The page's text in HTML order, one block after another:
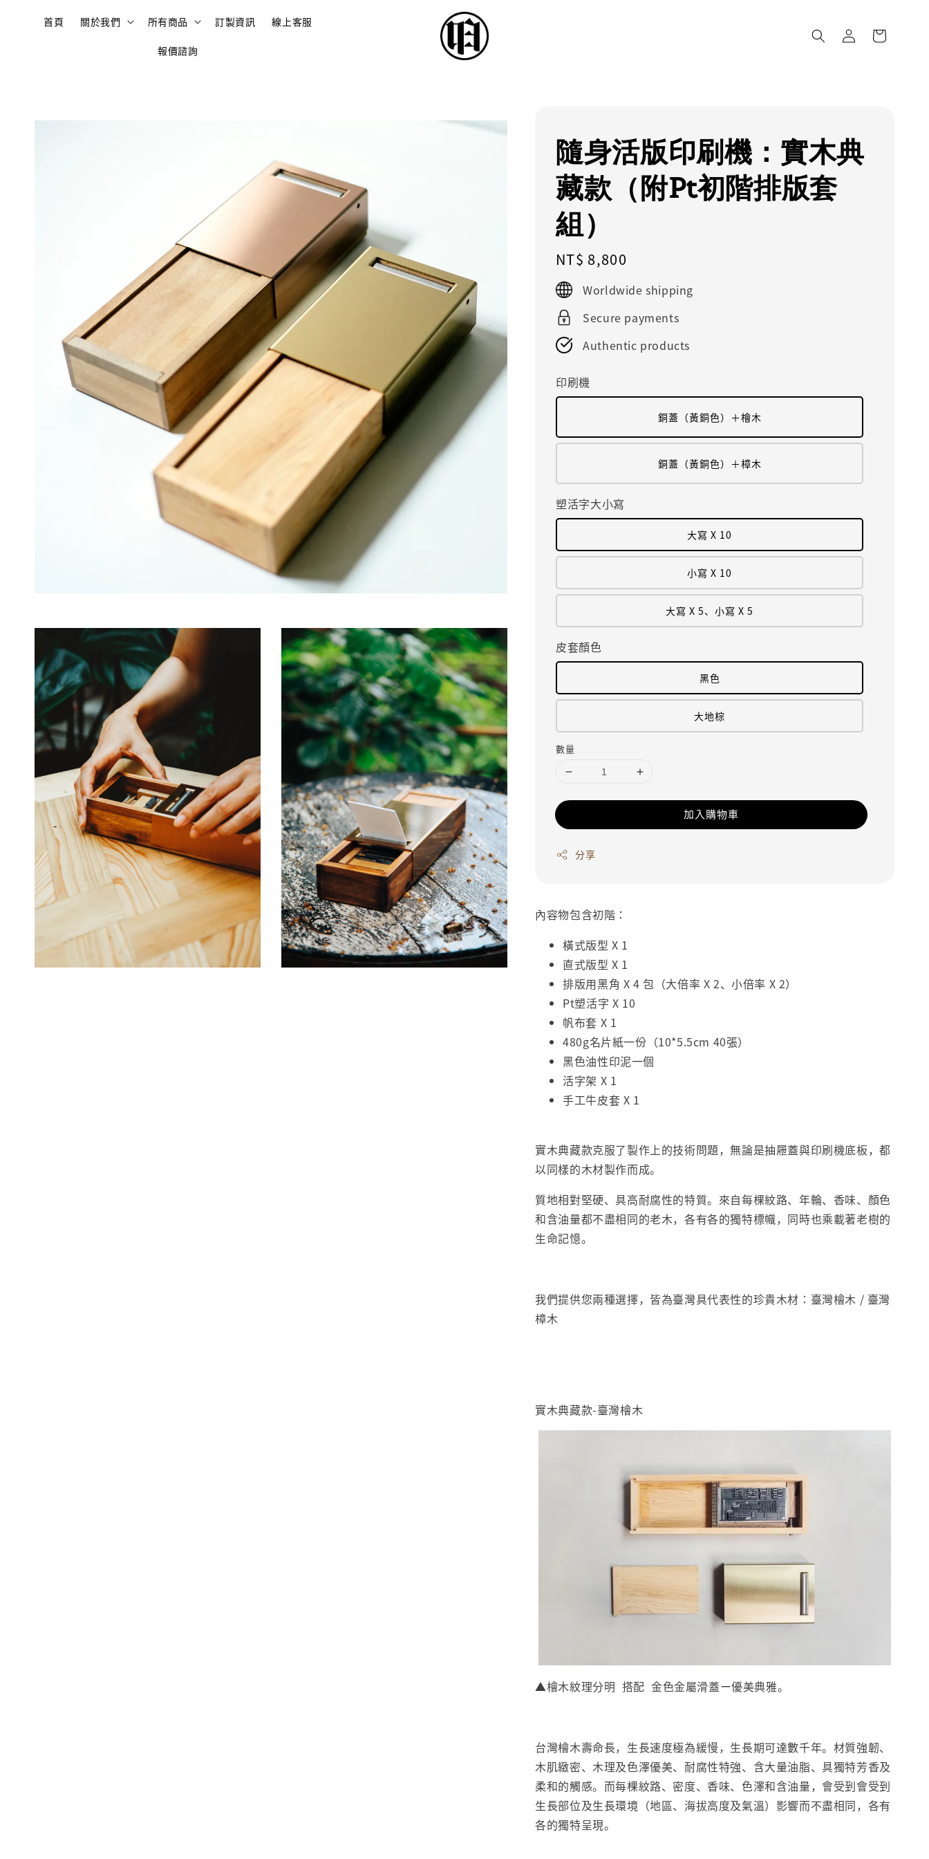
首頁 關於我們 所有商品 訂製資訊 線上客服
報價諮詢
隨身活版印刷機：實木典
藏款（附Pt初階排版套
組）
Regular
price
NT$ 8,800
Worldwide shipping
Secure payments
Authentic products
印刷機
銅蓋（黃銅色）＋檜木
銅蓋（黃銅色）＋樟木
塑活字大小寫
大寫 X 10
小寫 X 10
大寫 X 5、小寫 X 5
皮套顏色
黑色
大地棕
數量
加入購物車
分享
內容物包含初階：
橫式版型 X 1
直式版型 X 1
排版用黑角 X 4 包（大倍率 X 2、小倍率 X 2）
Pt塑活字 X 10
帆布套 X 1
480g名片紙一份（10*5.5cm 40張）
黑色油性印泥一個
活字架 X 1
手工牛皮套 X 1
實木典藏款克服了製作上的技術問題，無論是抽屜蓋與印刷機底板，都
以同樣的木材製作而成。
質地相對堅硬、具高耐腐性的特質。來自每棵紋路、年輪、香味、顏色
和含油量都不盡相同的老木，各有各的獨特標幟，同時也乘載著老樹的
生命記憶。
我們提供您兩種選擇，皆為臺灣具代表性的珍貴木材：臺灣檜木 / 臺灣
樟木
實木典藏款-臺灣檜木
▲檜木紋理分明 搭配 金色金屬滑蓋ー優美典雅。
台灣檜木壽命長，生長速度極為緩慢，生長期可達數千年。材質強韌、
木肌緻密、木理及色澤優美、耐腐性特強、含大量油脂、具獨特芳香及
柔和的觸感。而每棵紋路、密度、香味、色澤和含油量，會受到會受到
生長部位及生長環境（地區、海拔高度及氣溫）影響而不盡相同，各有
各的獨特呈現。